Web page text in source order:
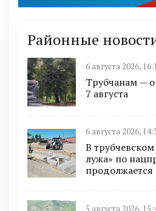
Районные
6 августа 2026,
Трубчанам —
7 августа
6 августа 2026,
В
лужа» по
продолжается
5 августа 2026,